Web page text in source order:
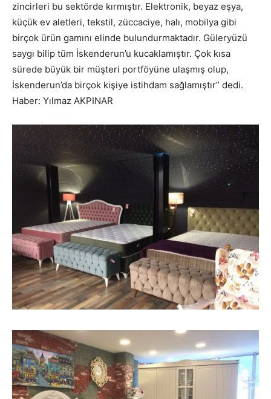
zincirleri bu sektörde kırmıştır. Elektronik, beyaz eşya,
küçük ev aletleri, tekstil, züccaciye, halı, mobilya gibi
birçok ürün gamını elinde bulundurmaktadır. Güleryüzü
saygı bilip tüm İskenderun’u kucaklamıştır. Çok kısa
sürede büyük bir müşteri portföyüne ulaşmış olup,
İskenderun’da birçok kişiye istihdam sağlamıştır” dedi.
Haber: Yılmaz AKPINAR